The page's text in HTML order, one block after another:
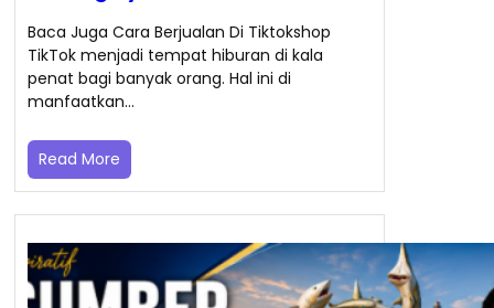
Baca Juga Cara Berjualan Di Tiktokshop
TikTok menjadi tempat hiburan di kala
penat bagi banyak orang. Hal ini di
manfaatkan…
Read More